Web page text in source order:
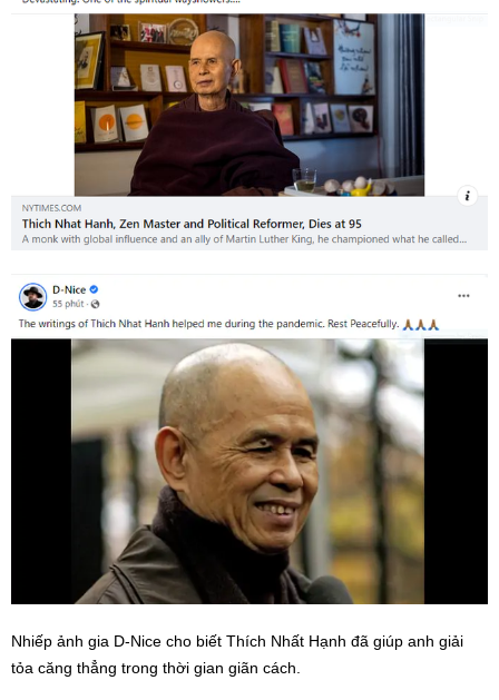
Nhiếp ảnh gia D-Nice cho biết Thích Nhất Hạnh đã giúp anh giải
tỏa căng thẳng trong thời gian giãn cách.